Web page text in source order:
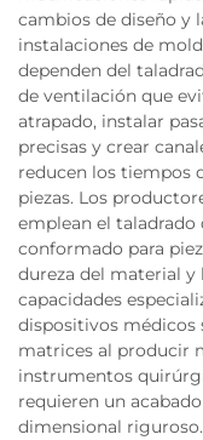
cambios de diseño y
instalaciones de
dependen del
de ventilación que
atrapado, instalar
precisas y crear
reducen los tiempos
piezas. Los
emplean el
conformado para
dureza del material y
capacidades
dispositivos médicos
matrices al producir
instrumentos
requieren un
dimensional